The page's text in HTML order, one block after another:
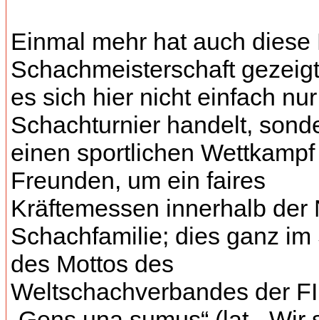
Einmal mehr hat auch diese
Schachmeisterschaft
es sich hier nicht einfach
Schachturnier handelt,
einen sportlichen
Freunden, um ein faires
Kräftemessen innerhalb der
Schachfamilie; dies ganz im
des Mottos des
Weltschachverbandes der